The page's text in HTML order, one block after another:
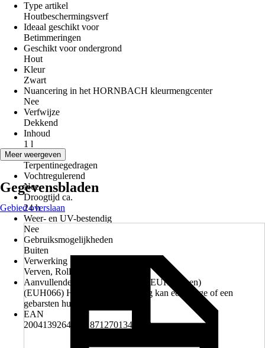
Type artikel
Houtbeschermingsverf
Ideaal geschikt voor
Betimmeringen
Geschikt voor ondergrond
Hout
Kleur
Zwart
Nuancering in het HORNBACH kleurmengcenter
Nee
Verfwijze
Dekkend
Inhoud
1 l
Basis
Terpentinegedragen
Vochtregulerend
Nee
Droogtijd ca.
24 h
Weer- en UV-bestendig
Nee
Gebruiksmogelijkheden
Buiten
Verwerking
Verven, Rollen
Aanvullende gevarenkenmerken (EUH-zinnen)
(EUH066) Herhaalde blootstelling kan een droge of een
gebarsten huid veroorzaken.
EAN
2004139264003, 8712701340010
Meer weergeven
Gegevensbladen
Gebied overslaan